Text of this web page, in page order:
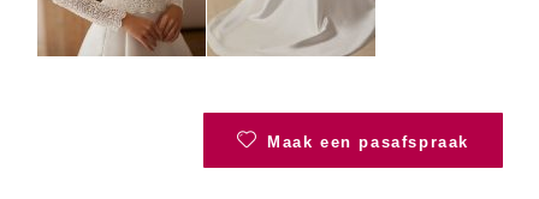
Maak een pasafspraak